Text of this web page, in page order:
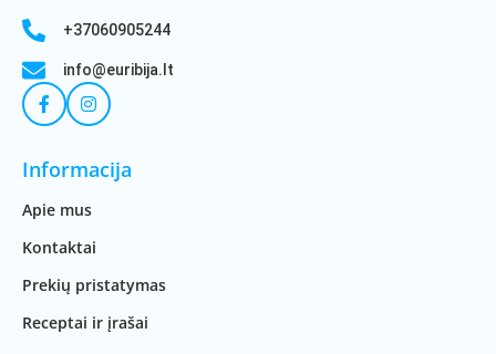
+37060905244
info@euribija.lt
Informacija
Apie mus
Kontaktai
Prekių pristatymas
Receptai ir įrašai